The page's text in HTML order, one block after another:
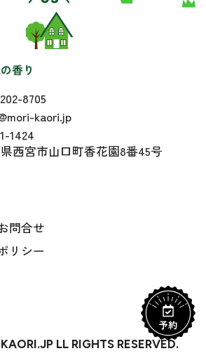
香り
8705
kaori.jp
1424
西宮市山口町香花園8番45号
問合せ
リシー
LL RIGHTS RESERVED.